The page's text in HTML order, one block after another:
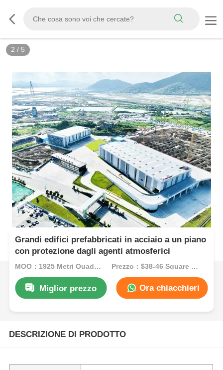
2 / 5
Grandi edifici prefabbricati in acciaio a un piano
con protezione dagli agenti atmosferici
MOQ：1925 Metri Quadrati Prezzo：$38-46 Square Meters
Miglior prezzo Ora chiacchieri
DESCRIZIONE DI PRODOTTO